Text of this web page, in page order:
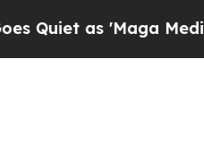
Media Pipeline'